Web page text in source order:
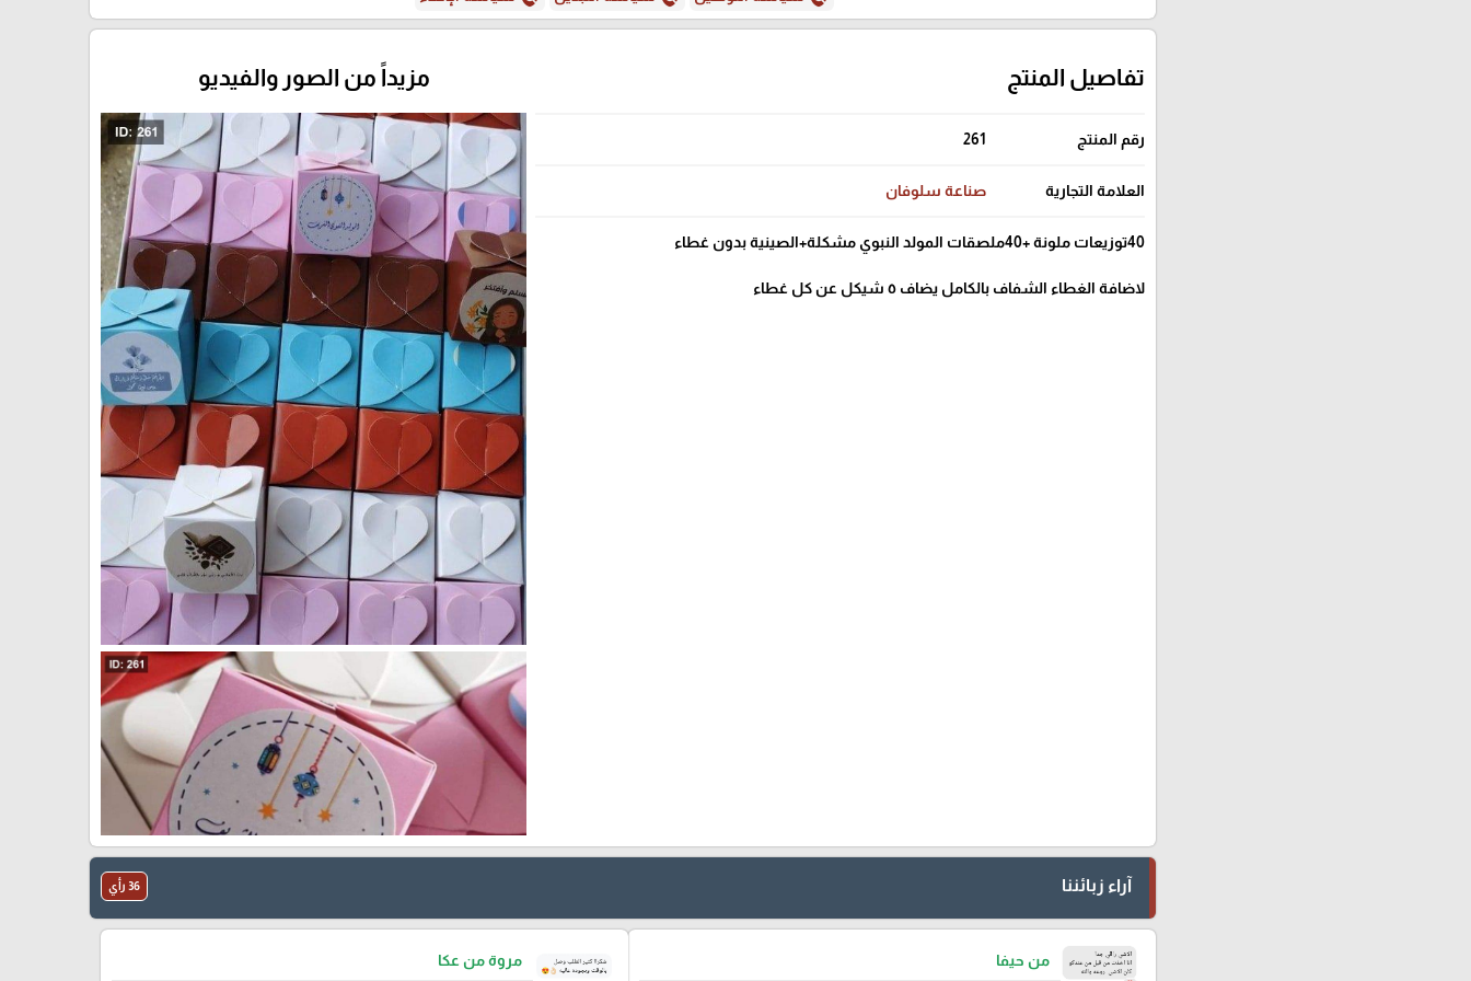
تفاصيل المنتج
رقم المنتج 261
العلامة التجارية صناعة سلوفان
40توزيعات ملونة +40ملصقات المولد النبوي مشكلة+الصينية بدون غطاء
لاضافة الغطاء الشفاف بالكامل يضاف ٥ شيكل عن كل غطاء
مزيداً من الصور والفيديو
آراء زبائننا 36 رأي
من حيفا مروة من عكا